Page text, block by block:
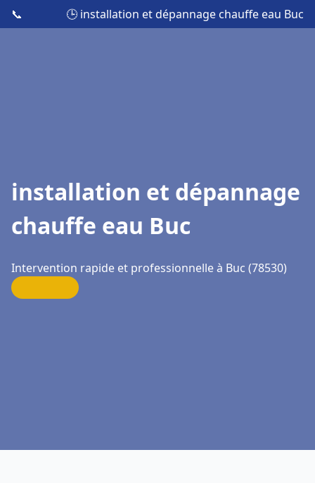
📞 🕒 installation et dépannage chauffe eau Buc
installation et dépannage
chauffe eau Buc
Intervention rapide et professionnelle à Buc (78530)